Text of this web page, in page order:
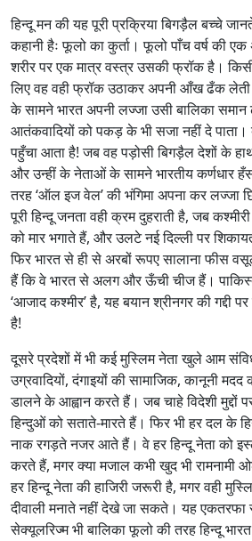
हिन्दू मन की यह पूरी प्रक्रिया बिगड़ैल बच्चे
कहानी हैः फूलो का कुर्ता। फूलो पाँच वर्ष की
शरीर पर एक मात्र वस्त्र उसकी फ्रॉक है।
लिए वह वही फ्रॉक उठाकर अपनी आँख ढँक लेती
के सामने भारत अपनी लज्जा उसी बालिका
आतंकवादियों को पकड़ के भी सजा नहीं दे
पहुँचा आता है! जब वह पड़ोसी बिगड़ैल देशों के
और उन्हीं के नेताओं के सामने भारतीय कर्णधार
तरह ‘ऑल इज वेल’ की भंगिमा अपना कर लज्जा
पूरी हिन्दू जनता वही क्रम दुहराती है, जब
को मार भगाते हैं, और उलटे नई दिल्ली पर
फिर भारत से ही से अरबों रूपए सालाना फीस
हैं कि वे भारत से अलग और ऊँची चीज हैं।
‘आजाद कश्मीर’ है, यह बयान श्रीनगर की गद्दी
है!
दूसरे प्रदेशों में भी कई मुस्लिम नेता खुले आम
उग्रवादियों, दंगाइयों की सामाजिक, कानूनी
डालने के आह्वान करते हैं। जब चाहे विदेशी मुद्दों
हिन्दुओं को सताते-मारते हैं। फिर भी हर दल के
नाक रगड़ते नजर आते हैं। वे हर हिन्दू नेता को
करते हैं, मगर क्या मजाल कभी खुद भी रामनामी
हर हिन्दू नेता की हाजिरी जरूरी है, मगर वही
दीवाली मनाते नहीं देखे जा सकते। यह
सेक्यूलरिज्म भी बालिका फूलो की तरह हिन्दू